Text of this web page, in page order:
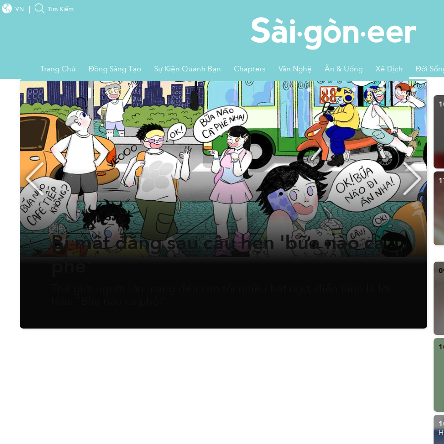
VN Tìm Kiếm
Trang Chủ Đồng Sáng Tạo Sự Kiện Quanh Bạn Chapters Văn Nghệ Ăn & Uống Xê Dịch Đời
Bí mật đằng sau câu hẹn 'bữa nào cà